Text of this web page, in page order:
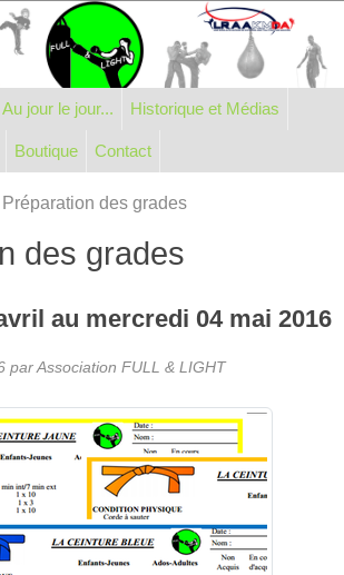
Au jour le jour... Historique et Médias
Boutique Contact
Préparation des grades
des grades
au mercredi 04 mai 2016
par Association FULL & LIGHT
des cookies